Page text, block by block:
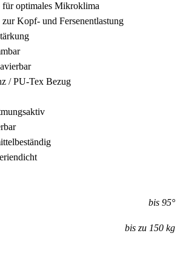
für optimales Mikroklima
Kopf- und Fersenentlastung
/ PU-Tex Bezug
bis 95°
bis zu 150 kg